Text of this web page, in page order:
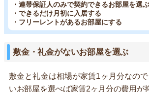
・連帯保証人のみで契約できるお部屋を選ぶ
・できるだけ月初に入居する
・フリーレントがあるお部屋にする
敷金・礼金がないお部屋を選ぶ
敷金と礼金は相場が家賃1ヶ月分なの
いお部屋を選べば家賃2ヶ月分の費用が